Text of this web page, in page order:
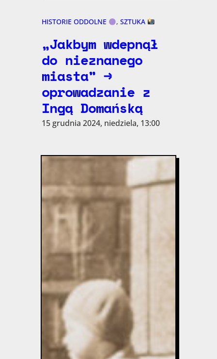
HISTORIE ODDOLNE , SZTUKA
„Jakbym wdepnął
do nieznanego
miasta” →
oprowadzanie z
Ingą Domańską
15 grudnia 2024, niedziela, 13:00